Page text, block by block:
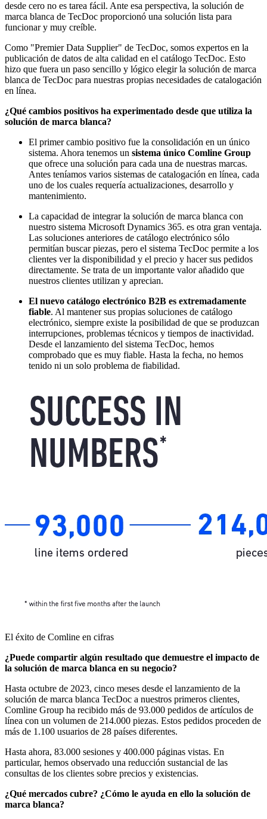
desde cero no es tarea fácil. Ante esa perspectiva, la solución de
marca blanca de TecDoc proporcionó una solución lista para
funcionar y muy creíble.
Como "Premier Data Supplier" de TecDoc, somos expertos en la
publicación de datos de alta calidad en el catálogo TecDoc. Esto
hizo que fuera un paso sencillo y lógico elegir la solución de marca
blanca de TecDoc para nuestras propias necesidades de catalogación
en línea.
¿Qué cambios positivos ha experimentado desde que utiliza la
solución de marca blanca?
El primer cambio positivo fue la consolidación en un único
sistema. Ahora tenemos un sistema único Comline Group
que ofrece una solución para cada una de nuestras marcas.
Antes teníamos varios sistemas de catalogación en línea, cada
uno de los cuales requería actualizaciones, desarrollo y
mantenimiento.
La capacidad de integrar la solución de marca blanca con
nuestro sistema Microsoft Dynamics 365. es otra gran ventaja.
Las soluciones anteriores de catálogo electrónico sólo
permitían buscar piezas, pero el sistema TecDoc permite a los
clientes ver la disponibilidad y el precio y hacer sus pedidos
directamente. Se trata de un importante valor añadido que
nuestros clientes utilizan y aprecian.
El nuevo catálogo electrónico B2B es extremadamente
fiable. Al mantener sus propias soluciones de catálogo
electrónico, siempre existe la posibilidad de que se produzcan
interrupciones, problemas técnicos y tiempos de inactividad.
Desde el lanzamiento del sistema TecDoc, hemos
comprobado que es muy fiable. Hasta la fecha, no hemos
tenido ni un solo problema de fiabilidad.
El éxito de Comline en cifras
¿Puede compartir algún resultado que demuestre el impacto de
la solución de marca blanca en su negocio?
Hasta octubre de 2023, cinco meses desde el lanzamiento de la
solución de marca blanca TecDoc a nuestros primeros clientes,
Comline Group ha recibido más de 93.000 pedidos de artículos de
línea con un volumen de 214.000 piezas. Estos pedidos proceden de
más de 1.100 usuarios de 28 países diferentes.
Hasta ahora, 83.000 sesiones y 400.000 páginas vistas. En
particular, hemos observado una reducción sustancial de las
consultas de los clientes sobre precios y existencias.
¿Qué mercados cubre? ¿Cómo le ayuda en ello la solución de
marca blanca?